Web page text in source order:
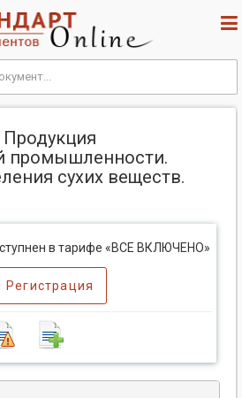
промышленности.
сухих веществ.
в тарифе «ВСЕ ВКЛЮЧЕНО»
Регистрация